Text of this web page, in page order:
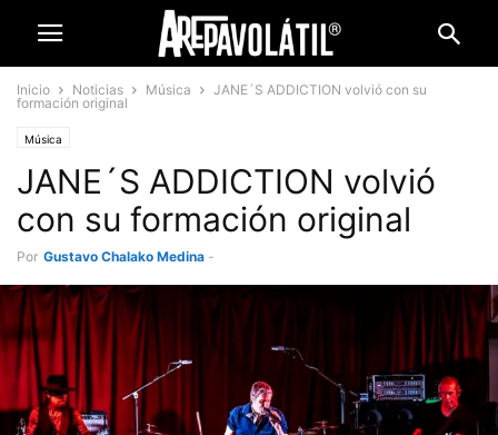
Inicio Noticias Música
JANE´S ADDICTION volvió con su
formación original
Música
JANE´S ADDICTION volvió
con su formación original
Por Gustavo Chalako Medina -